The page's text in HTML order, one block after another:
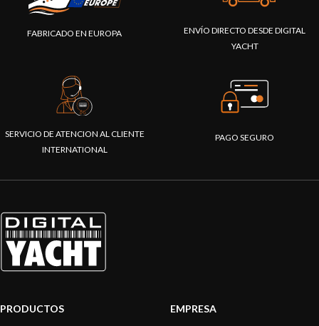
FABRICADO EN EUROPA
ENVÍO DIRECTO DESDE DIGITAL
YACHT
SERVICIO DE ATENCION AL CLIENTE
INTERNATIONAL
PAGO SEGURO
PRODUCTOS
EMPRESA